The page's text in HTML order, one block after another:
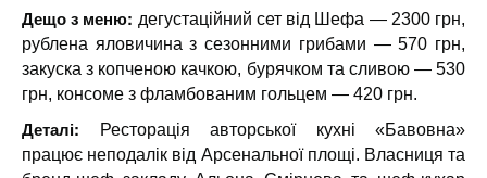
Дещо з меню: дегустаційний сет від Шефа — 2300 грн,
рублена яловичина з сезонними грибами — 570 грн,
закуска з копченою качкою, бурячком та сливою — 530
грн, консоме з фламбованим гольцем — 420 грн.
Деталі: Ресторація авторської кухні «Бавовна»
працює неподалік від Арсенальної площі. Власниця та